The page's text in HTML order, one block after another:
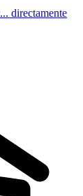
directamente